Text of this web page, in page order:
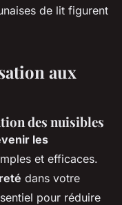
de lit figurent
aux
des nuisibles
les
et efficaces.
dans votre
pour réduire